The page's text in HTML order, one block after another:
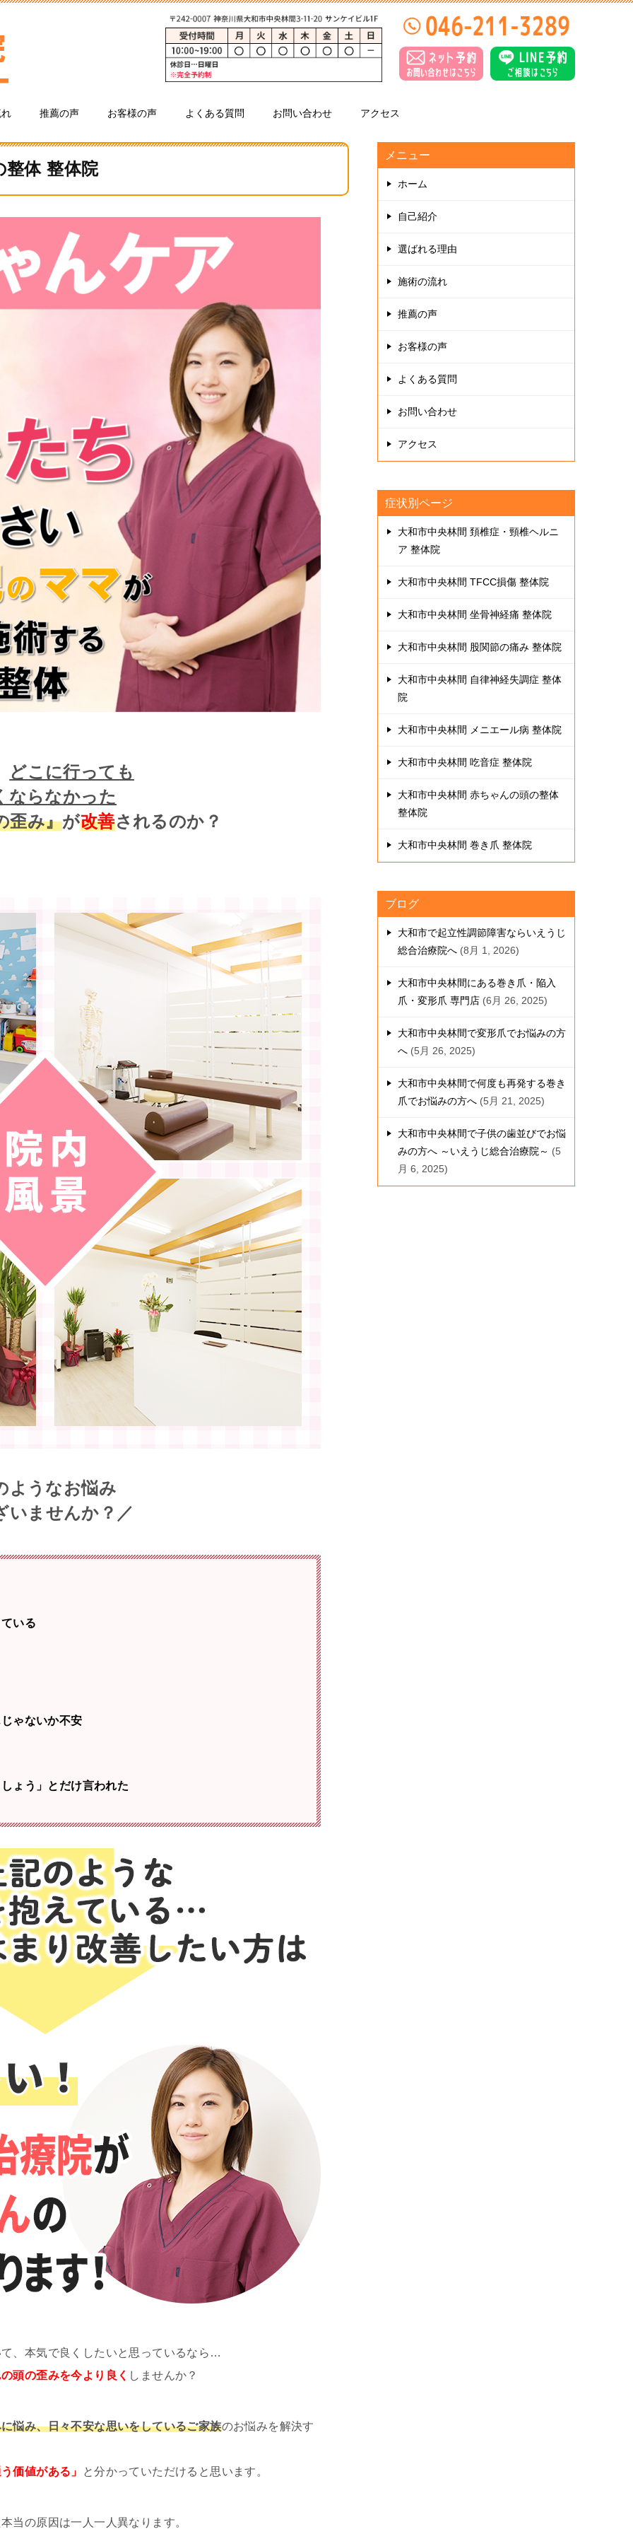
推薦の声 お客様の声 よくある質問 お問い合わせ アクセス
整体 整体院
どこに行っても
ならなかった
歪み』が改善されるのか？
ようなお悩み
いませんか？／
いる
ゃないか不安
ょう」とだけ言われた
、本気で良くしたいと思っているなら…
頭の歪みを今より良く しませんか？
悩み、日々不安な思いをしているご家族のお悩みを解決す
価値がある」 と分かっていただけると思います。
当の原因は一人一人異なります。
メニュー
ホーム
自己紹介
選ばれる理由
施術の流れ
推薦の声
お客様の声
よくある質問
お問い合わせ
アクセス
症状別ページ
大和市中央林間 頚椎症・頸椎ヘルニ
ア 整体院
大和市中央林間 TFCC損傷 整体院
大和市中央林間 坐骨神経痛 整体院
大和市中央林間 股関節の痛み 整体院
大和市中央林間 自律神経失調症 整体
院
大和市中央林間 メニエール病 整体院
大和市中央林間 吃音症 整体院
大和市中央林間 赤ちゃんの頭の整体
整体院
大和市中央林間 巻き爪 整体院
ブログ
大和市で起立性調節障害ならいえうじ
総合治療院へ 8月 1, 2026
大和市中央林間にある巻き爪・陥入
爪・変形爪 専門店 6月 26, 2025
大和市中央林間で変形爪でお悩みの方
へ 5月 26, 2025
大和市中央林間で何度も再発する巻き
爪でお悩みの方へ 5月 21, 2025
大和市中央林間で子供の歯並びでお悩
みの方へ ～いえうじ総合治療院～
5
月 6, 2025